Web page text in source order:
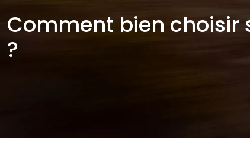
Comment bien
?